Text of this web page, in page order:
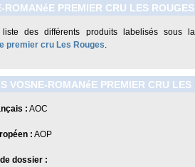
ROMANéE PREMIER CRU LES ROUGES
des différents produits labelisés sous
premier cru Les Rouges.
VOSNE-ROMANéE PREMIER CRU LES
: AOC
: AOP
dossier :